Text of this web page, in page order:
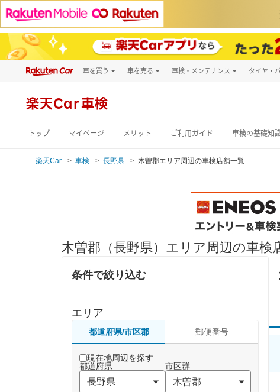
車を買う
新車
車を売る 車検・メンテナンス タイヤ・
楽天Car車検
トップ マイページ メリット ご利用ガイド 車検の基礎知
楽天Car 車検 長野県 木曽郡エリア周辺の車検店舗一覧
木曽郡（長野県）エリア周辺の車検
条件で絞り込む
エリア
都道府県/市区郡 郵便番号
現在地周辺を探す
都道府県
市区群